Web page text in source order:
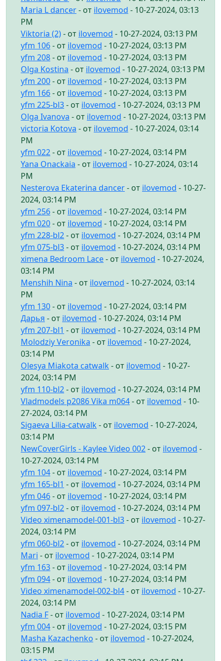
Maria L dancer- от ilovemod - 10-27-2024, 03:13
PM
Viktoria (2)- от ilovemod - 10-27-2024, 03:13 PM
yfm 106- от ilovemod - 10-27-2024, 03:13 PM
yfm 208- от ilovemod - 10-27-2024, 03:13 PM
Olga Kostina - от ilovemod - 10-27-2024, 03:13 PM
yfm 200- от ilovemod - 10-27-2024, 03:13 PM
yfm 166- от ilovemod - 10-27-2024, 03:13 PM
yfm 225-bl3- от ilovemod - 10-27-2024, 03:13 PM
Olga Ivanova - от ilovemod - 10-27-2024, 03:13 PM
victoria Kotova - от ilovemod - 10-27-2024, 03:14
PM
yfm 022- от ilovemod - 10-27-2024, 03:14 PM
Yana Onackaia - от ilovemod - 10-27-2024, 03:14
PM
Nesterova Ekaterina dancer- от ilovemod - 10-27-
2024, 03:14 PM
yfm 256- от ilovemod - 10-27-2024, 03:14 PM
yfm 020- от ilovemod - 10-27-2024, 03:14 PM
yfm 228-bl2- от ilovemod - 10-27-2024, 03:14 PM
yfm 075-bl3- от ilovemod - 10-27-2024, 03:14 PM
ximena Bedroom Lace- от ilovemod - 10-27-2024,
03:14 PM
Menshih Nina - от ilovemod - 10-27-2024, 03:14
PM
yfm 130- от ilovemod - 10-27-2024, 03:14 PM
Дарья - от ilovemod - 10-27-2024, 03:14 PM
yfm 207-bl1 - от ilovemod - 10-27-2024, 03:14 PM
Molodziy Veronika - от ilovemod - 10-27-2024,
03:14 PM
Olesya Miakota catwalk - от ilovemod - 10-27-
2024, 03:14 PM
yfm 110-bl2- от ilovemod - 10-27-2024, 03:14 PM
Vladmodels p2086 Vika m064- от ilovemod - 10-
27-2024, 03:14 PM
Sigaeva Lilia-catwalk - от ilovemod - 10-27-2024,
03:14 PM
NewCoverGirls - Kaylee Video 002- от ilovemod -
10-27-2024, 03:14 PM
yfm 104- от ilovemod - 10-27-2024, 03:14 PM
yfm 165-bl1 - от ilovemod - 10-27-2024, 03:14 PM
yfm 046- от ilovemod - 10-27-2024, 03:14 PM
yfm 097-bl2- от ilovemod - 10-27-2024, 03:14 PM
Video ximenamodel-001-bl3- от ilovemod - 10-27-
2024, 03:14 PM
yfm 060-bl2- от ilovemod - 10-27-2024, 03:14 PM
Mari - от ilovemod - 10-27-2024, 03:14 PM
yfm 163- от ilovemod - 10-27-2024, 03:14 PM
yfm 094- от ilovemod - 10-27-2024, 03:14 PM
Video ximenamodel-002-bl4- от ilovemod - 10-27-
2024, 03:14 PM
Nadia F- от ilovemod - 10-27-2024, 03:14 PM
yfm 004- от ilovemod - 10-27-2024, 03:15 PM
Masha Kazachenko - от ilovemod - 10-27-2024,
03:15 PM